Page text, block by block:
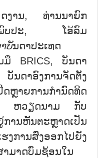
ດງານ, ທ່ານນາຍົກ
ນພົບປະ, ໂອ້ລົມ
ບັນດາປະເທດ
BRICS, ບັນດາ
ນດາອົງການຈັດຕັ້ງ
ຫຼາຍການກຳນົດທິດ
ງ ຫວຽດນາມ ກັບ
ນຫັນຕະຫຼາດເປັນ
ການສົ່ງອອກໄປຍັງ
ມາດບົ່ມຊ້ອນໃນ